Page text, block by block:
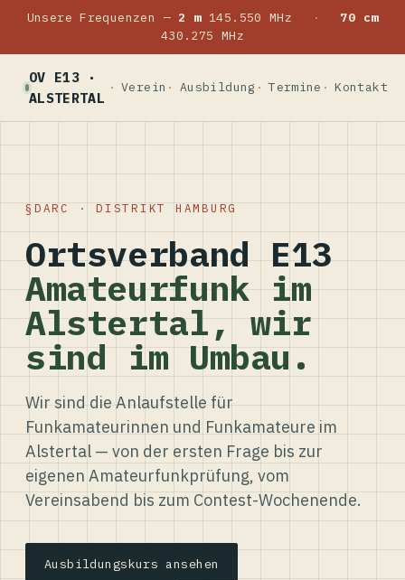
Unsere Frequenzen — 2 m145.550 MHz ·
70 cm
430.275 MHz
OV E13 ·
ALSTERTAL
Verein Ausbildung Termine Kontakt
DARC · DISTRIKT HAMBURG
Ortsverband E13
Amateurfunk im
Alstertal, wir
sind im Umbau.
Wir sind die Anlaufstelle für
Funkamateurinnen und Funkamateure im
Alstertal — von der ersten Frage bis zur
eigenen Amateurfunkprüfung, vom
Vereinsabend bis zum Contest-Wochenende.
Ausbildungskurs ansehen